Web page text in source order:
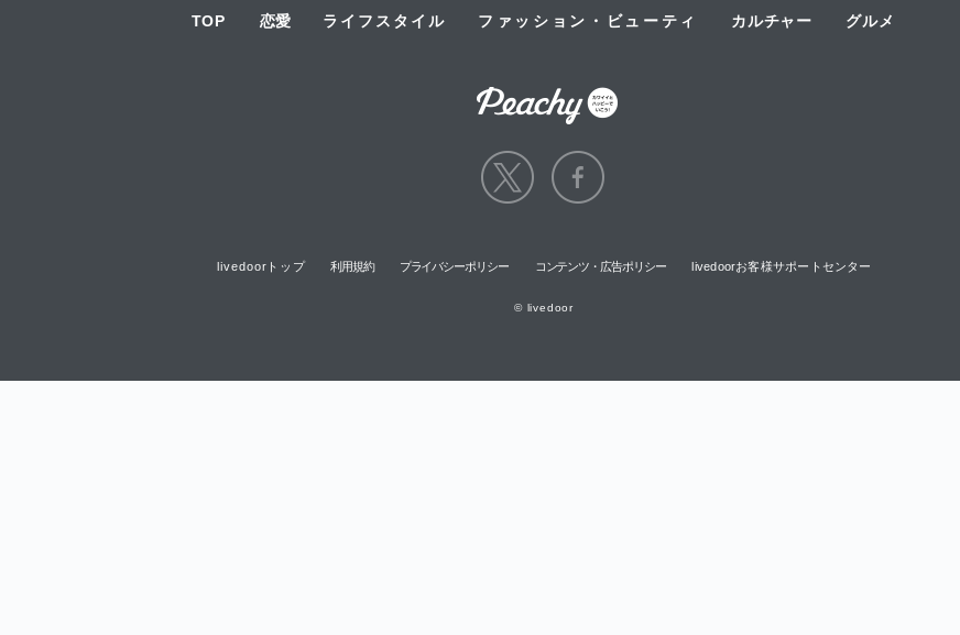
TOP 恋愛 ライフスタイル ファッション・ビューティ カルチャー グルメ
livedoorトップ 利用規約 プライバシーポリシー コンテンツ・広告ポリシー livedoorお客様サポートセンター
© livedoor